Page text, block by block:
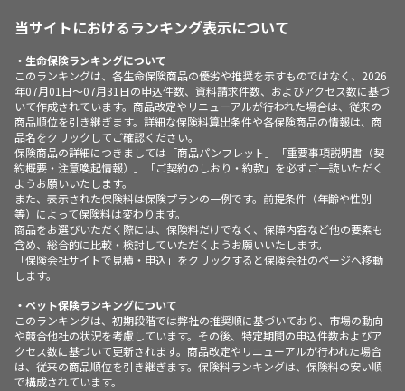
当サイトにおけるランキング表示について
・生命保険ランキングについて
このランキングは、各生命保険商品の優劣や推奨を示すものではなく、2026
年07月01日～07月31日の申込件数、資料請求件数、およびアクセス数に基づ
いて作成されています。商品改定やリニューアルが行われた場合は、従来の
商品順位を引き継ぎます。詳細な保険料算出条件や各保険商品の情報は、商
品名をクリックしてご確認ください。
保険商品の詳細につきましては「商品パンフレット」「重要事項説明書（契
約概要・注意喚起情報）」「ご契約のしおり・約款」を必ずご一読いただく
ようお願いいたします。
また、表示された保険料は保険プランの一例です。前提条件（年齢や性別
等）によって保険料は変わります。
商品をお選びいただく際には、保険料だけでなく、保障内容など他の要素も
含め、総合的に比較・検討していただくようお願いいたします。
「保険会社サイトで見積・申込」をクリックすると保険会社のページへ移動
します。
・ペット保険ランキングについて
このランキングは、初期段階では弊社の推奨順に基づいており、市場の動向
や競合他社の状況を考慮しています。その後、特定期間の申込件数およびア
クセス数に基づいて更新されます。商品改定やリニューアルが行われた場合
は、従来の商品順位を引き継ぎます。保険料ランキングは、保険料の安い順
で構成されています。